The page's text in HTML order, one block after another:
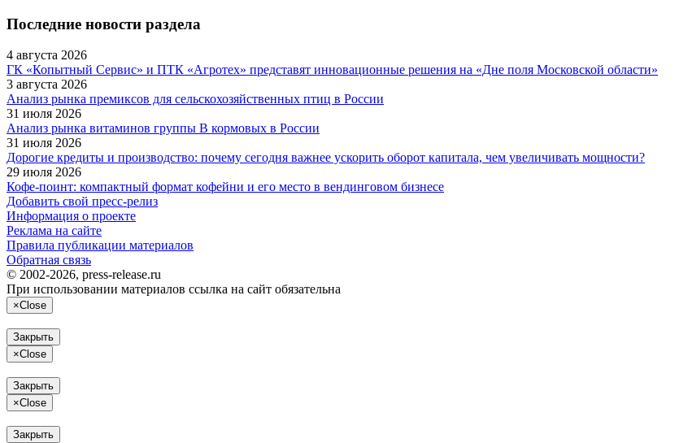
Последние новости раздела
4 августа 2026
ГК «Копытный Сервис» и ПТК «Агротех» представят инновационные решения на «Дне поля Московской области»
3 августа 2026
Анализ рынка премиксов для сельскохозяйственных птиц в России
31 июля 2026
Анализ рынка витаминов группы В кормовых в России
31 июля 2026
Дорогие кредиты и производство: почему сегодня важнее ускорить оборот капитала, чем увеличивать мощности?
29 июля 2026
Кофе‑поинт: компактный формат кофейни и его место в вендинговом бизнесе
Добавить свой пресс-релиз
Информация о проекте
Реклама на сайте
Правила публикации материалов
Обратная связь
© 2002-2026, press-release.ru
При использовании материалов ссылка на сайт обязательна
×Close
Закрыть
×Close
Закрыть
×Close
Закрыть